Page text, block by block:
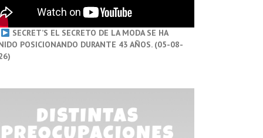
SECRET’S EL SECRETO DE LA MODA SE HA
POSICIONANDO DURANTE 43 AÑOS. (05-08-